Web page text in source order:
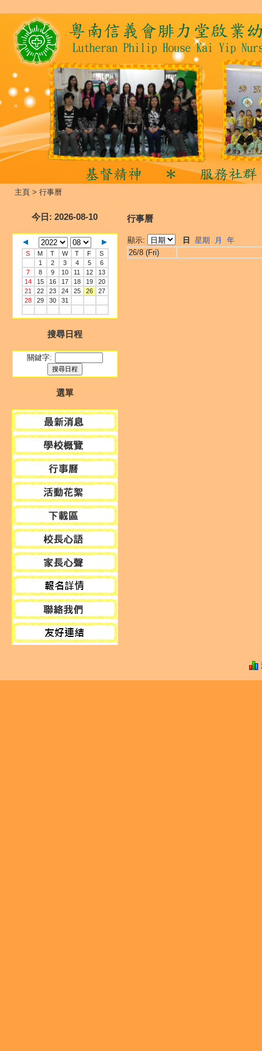
主頁 > 行事曆
今日 : 2026-08-10
S M T W T F
S
1
2 3 4 5
6
7
8 9 10 11 12
13
14
15 16 17 18 19
20
21
22 23 24 25 26
27
28
29 30 31
搜尋日程
關鍵字:
選單
行事曆
顯示: 日 星期 月
年
26/8 (Fri)